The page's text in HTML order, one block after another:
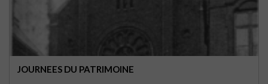
JOURNEES DU PATRIMOINE